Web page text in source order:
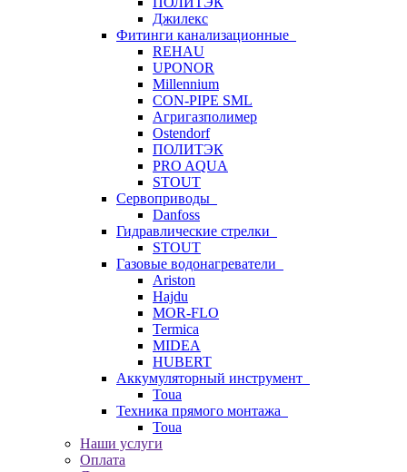
Джилекс
Фитинги канализационные
REHAU
UPONOR
Millennium
CON-PIPE SML
Агригазполимер
Ostendorf
ПОЛИТЭК
PRO AQUA
STOUT
Сервоприводы
Danfoss
Гидравлические стрелки
STOUT
Газовые водонагреватели
Ariston
Hajdu
MOR-FLO
Termica
MIDEA
HUBERT
Аккумуляторный инструмент
Toua
Техника прямого монтажа
Toua
Наши услуги
Оплата